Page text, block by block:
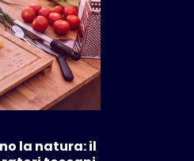
la natura: il